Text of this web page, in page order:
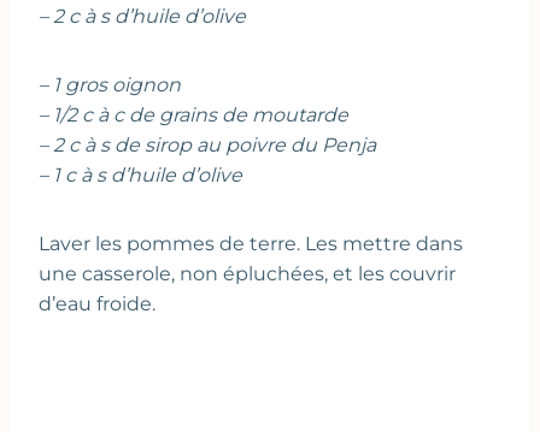
– 2 c à s d’huile d’olive
– 1 gros oignon
– 1/2 c à c de grains de moutarde
– 2 c à s de sirop au poivre du Penja
– 1 c à s d’huile d’olive
Laver les pommes de terre. Les mettre dans
une casserole, non épluchées, et les couvrir
d’eau froide.